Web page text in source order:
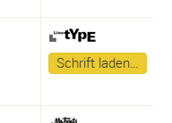
Schrift laden…